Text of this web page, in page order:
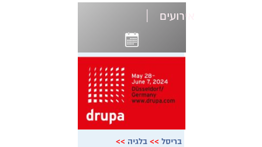
אירועים |
בריסל >> בלגיה >>